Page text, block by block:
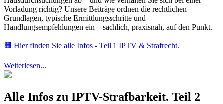
Vorladung richtig? Unsere Beiträge ordnen die rechtlichen
Grundlagen, typische Ermittlungsschritte und
Handlungsempfehlungen ein – sachlich, praxisnah, auf den Punkt.
🟧 Hier finden Sie alle Infos - Teil 1 IPTV & Strafrecht.
Weiterlesen...
Alle Infos zu IPTV-Strafbarkeit. Teil 2